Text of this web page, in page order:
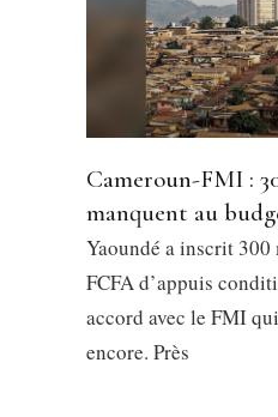
Cameroun-FMI :
manquent au
Yaoundé a inscrit
FCFA d’appuis
accord avec le FMI
encore. Près